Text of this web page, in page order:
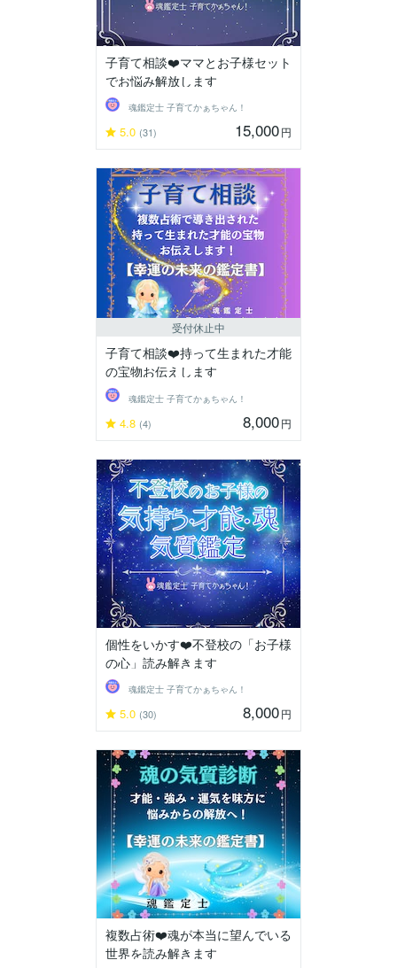
子育て相談❤️ママとお子様セット
でお悩み解放します
魂鑑定士 子育てかぁちゃん！
5.0 (31) 15,000円
受付休止中
子育て相談❤️持って生まれた才能
の宝物お伝えします
魂鑑定士 子育てかぁちゃん！
4.8 (4) 8,000円
個性をいかす❤️不登校の「お子様
の心」読み解きます
魂鑑定士 子育てかぁちゃん！
5.0 (30) 8,000円
複数占術❤️魂が本当に望んでいる
世界を読み解きます